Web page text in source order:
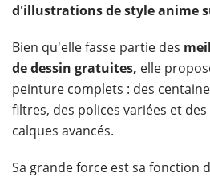
d'illustrations de style anime
Bien qu'elle fasse partie des
de dessin gratuites, elle
peinture complets : des
filtres, des polices variées et
calques avancés.
Sa grande force est sa fonction